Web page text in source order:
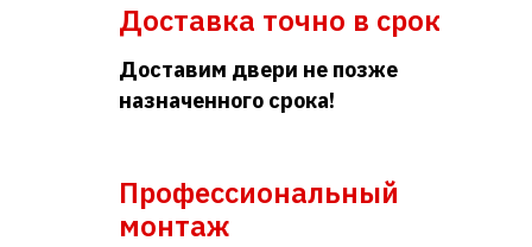
Доставка точно в срок
Доставим двери не позже
назначенного срока!
Профессиональный
монтаж